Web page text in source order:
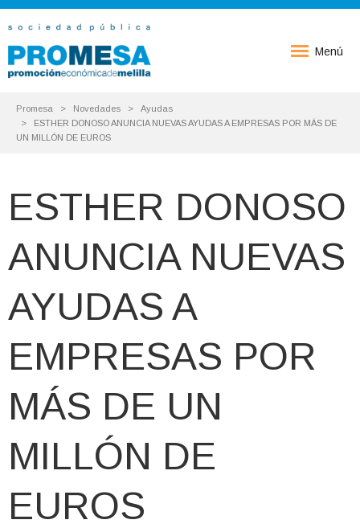
Menú
Promesa Novedades
Ayudas
ESTHER DONOSO ANUNCIA NUEVAS AYUDAS A EMPRESAS POR MÁS DE
UN MILLÓN DE EUROS
ESTHER DONOSO
ANUNCIA NUEVAS
AYUDAS A
EMPRESAS POR
MÁS DE UN
MILLÓN DE
EUROS